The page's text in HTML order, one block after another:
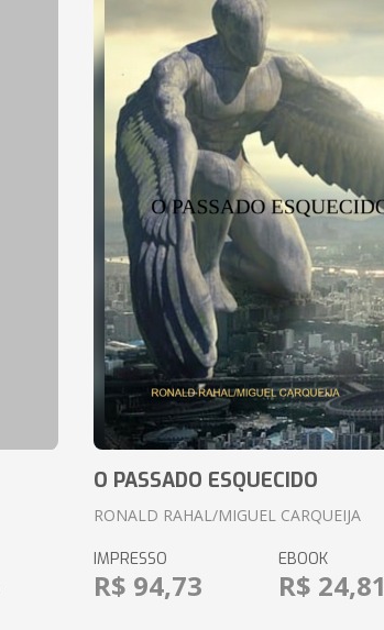
O PASSADO ESQUECIDO
RONALD RAHAL/MIGUEL CARQUEIJA
IMPRESSO
R$ 94,73
EBOOK
R$ 24,81